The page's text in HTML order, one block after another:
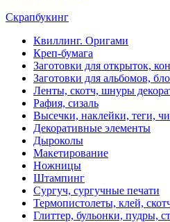
Скрапбукинг
Квиллинг. Оригами
Креп-бумага
Заготовки для открыток,
Заготовки для альбомов,
Ленты, скотч, шнуры
Рафия, сизаль
Высечки, наклейки, теги,
Декоративные элементы
Дыроколы
Макетирование
Ножницы
Штампинг
Сургуч, сургучные печати
Термопистолеты, клей,
Глиттер, бульонки, пудры,